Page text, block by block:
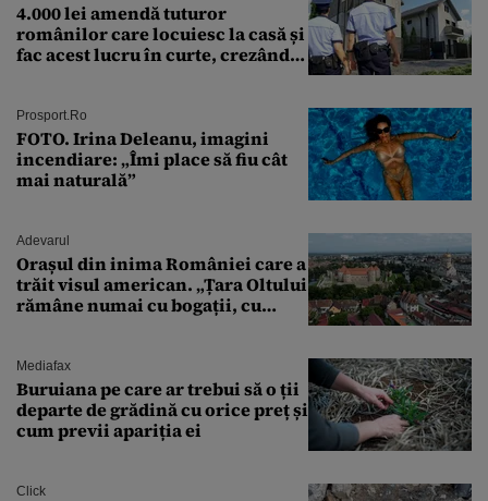
4.000 lei amendă tuturor
românilor care locuiesc la casă și
fac acest lucru în curte, crezând
Prosport.ro
FOTO. Irina Deleanu, imagini
incendiare: „Îmi place să fiu cât
mai naturală”
Adevarul
Orașul din inima României care a
trăit visul american. „Țara Oltului
rămâne numai cu bogații, cu
Mediafax
Buruiana pe care ar trebui să o ții
departe de grădină cu orice preț și
cum previi apariția ei
Click